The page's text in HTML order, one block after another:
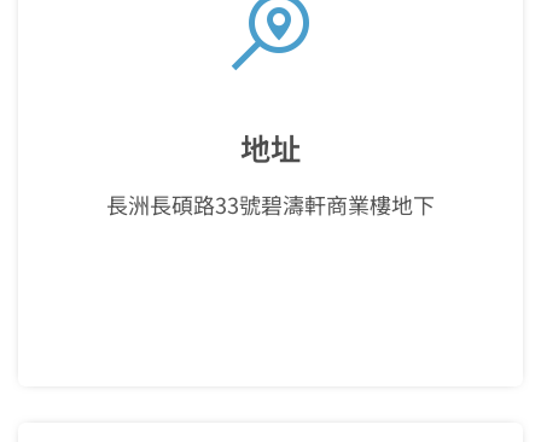
地址
長洲長碩路33號碧濤軒商業樓地下